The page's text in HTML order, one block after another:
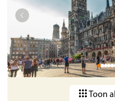
Toon